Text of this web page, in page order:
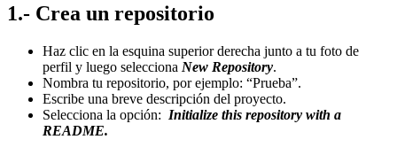
1.- Crea un repositorio
Haz clic en la esquina superior derecha junto a tu foto de
perfil y luego selecciona New Repository.
Nombra tu repositorio, por ejemplo: “Prueba”.
Escribe una breve descripción del proyecto.
Selecciona la opción: Initialize this repository with a
README.